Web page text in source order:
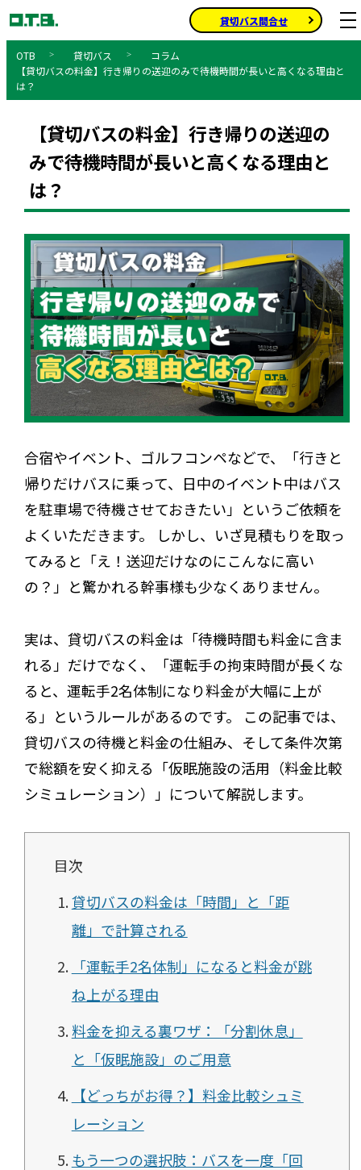
貸切バス問合せ
Home
貸切バス
コラム
【貸切バスの料金】行き帰りの送迎のみで待機時間が長いと高くなる理由と
は？
【貸切バスの料金】行き帰りの送迎の
みで待機時間が長いと高くなる理由と
は？
合宿やイベント、ゴルフコンペなどで、「行きと
帰りだけバスに乗って、日中のイベント中はバス
を駐車場で待機させておきたい」というご依頼を
よくいただきます。 しかし、いざ見積もりを取っ
てみると「え！送迎だけなのにこんなに高い
の？」と驚かれる幹事様も少なくありません。
実は、貸切バスの料金は「待機時間も料金に含ま
れる」だけでなく、「運転手の拘束時間が長くな
ると、運転手2名体制になり料金が大幅に上が
る」というルールがあるのです。 この記事では、
貸切バスの待機と料金の仕組み、そして条件次第
で総額を安く抑える「仮眠施設の活用（料金比較
シミュレーション）」について解説します。
目次
貸切バスの料金は「時間」と「距
離」で計算される
「運転手2名体制」になると料金が跳
ね上がる理由
料金を抑える裏ワザ：「分割休息」
と「仮眠施設」のご用意
【どっちがお得？】料金比較シュミ
レーション
もう一つの選択肢：バスを一度「回